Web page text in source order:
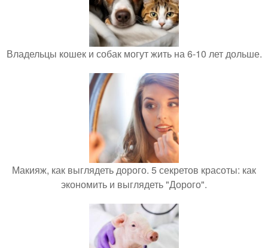
Владельцы кошек и собак могут жить на 6-10 лет дольше.
Макияж, как выглядеть дорого. 5 секретов красоты: как
экономить и выглядеть "Дорого".